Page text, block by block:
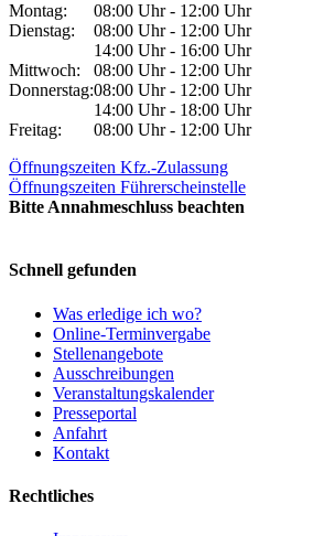
Montag:
08:00 Uhr - 12:00 Uhr
Dienstag:
08:00 Uhr - 12:00 Uhr
14:00 Uhr - 16:00 Uhr
Mittwoch:
08:00 Uhr - 12:00 Uhr
Donnerstag:08:00 Uhr - 12:00 Uhr
14:00 Uhr - 18:00 Uhr
Freitag:
08:00 Uhr - 12:00 Uhr
Öffnungszeiten Kfz.-Zulassung
Öffnungszeiten Führerscheinstelle
Bitte Annahmeschluss beachten
Schnell gefunden
Was erledige ich wo?
Online-Terminvergabe
Stellenangebote
Ausschreibungen
Veranstaltungskalender
Presseportal
Anfahrt
Kontakt
Rechtliches